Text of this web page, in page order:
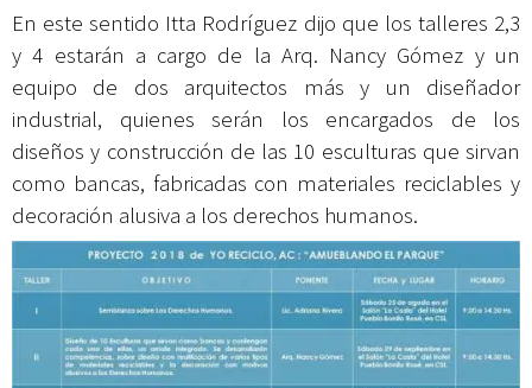
En este sentido Itta Rodríguez dijo que los talleres 2,3
y 4 estarán a cargo de la Arq. Nancy Gómez y un
equipo de dos arquitectos más y un diseñador
industrial, quienes serán los encargados de los
diseños y construcción de las 10 esculturas que sirvan
como bancas, fabricadas con materiales reciclables y
decoración alusiva a los derechos humanos.